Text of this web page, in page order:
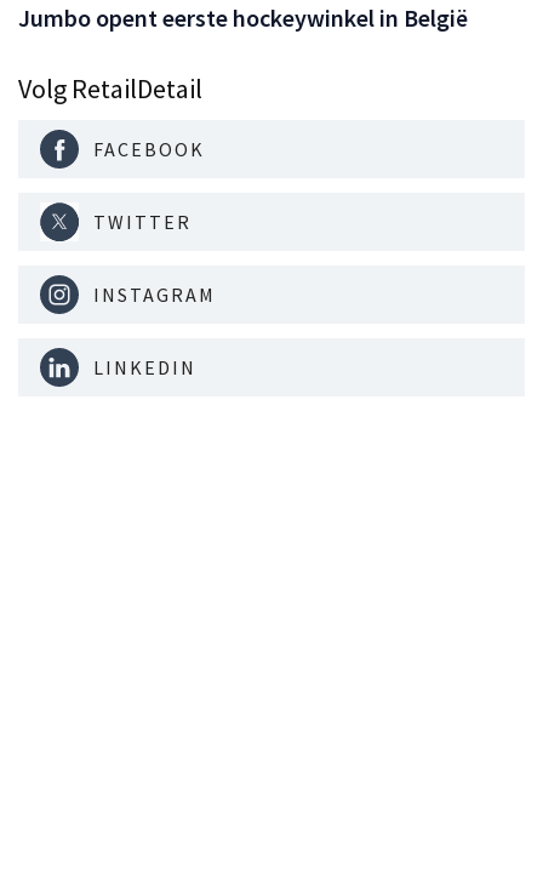
Jumbo opent eerste hockeywinkel in België
Volg RetailDetail
FACEBOOK
TWITTER
INSTAGRAM
LINKEDIN